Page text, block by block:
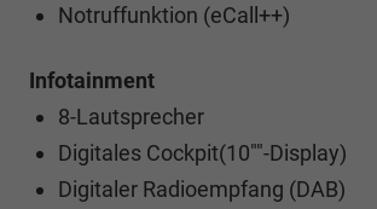
Notruffunktion (eCall++)
Infotainment
8-Lautsprecher
Digitales Cockpit(10""-Display)
Digitaler Radioempfang (DAB)